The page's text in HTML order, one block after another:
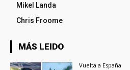
Mikel Landa
Chris Froome
MÁS LEIDO
Vuelta a España